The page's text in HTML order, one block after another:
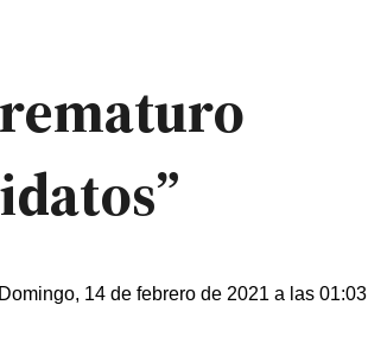
Domingo, 14 de febrero de 2021 a las 01:03